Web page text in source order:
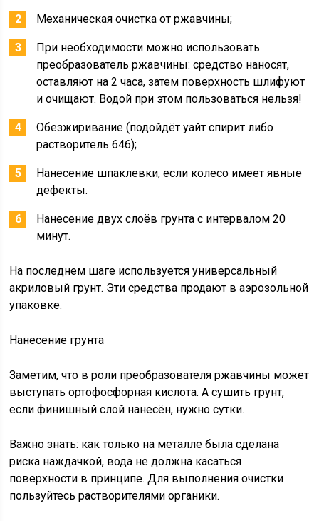
Механическая очистка от ржавчины;
При необходимости можно использовать
преобразователь ржавчины: средство наносят,
оставляют на 2 часа, затем поверхность шлифуют
и очищают. Водой при этом пользоваться нельзя!
Обезжиривание (подойдёт уайт спирит либо
растворитель 646);
Нанесение шпаклевки, если колесо имеет явные
дефекты.
Нанесение двух слоёв грунта с интервалом 20
минут.
На последнем шаге используется универсальный
акриловый грунт. Эти средства продают в аэрозольной
упаковке.
Нанесение грунта
Заметим, что в роли преобразователя ржавчины может
выступать ортофосфорная кислота. А сушить грунт,
если финишный слой нанесён, нужно сутки.
Важно знать: как только на металле была сделана
риска наждачкой, вода не должна касаться
поверхности в принципе. Для выполнения очистки
пользуйтесь растворителями органики.